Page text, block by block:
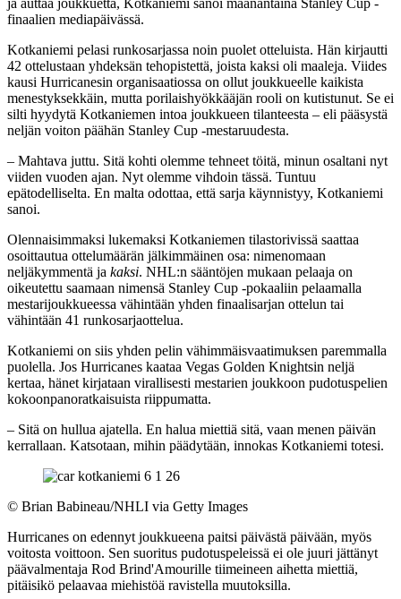
finaalien mediapäivässä.
Kotkaniemi pelasi runkosarjassa noin puolet otteluista. Hän kirjautti
42 ottelustaan yhdeksän tehopistettä, joista kaksi oli maaleja. Viides
kausi Hurricanesin organisaatiossa on ollut joukkueelle kaikista
menestyksekkäin, mutta porilaishyökkääjän rooli on kutistunut. Se ei
silti hyydytä Kotkaniemen intoa joukkueen tilanteesta – eli pääsystä
neljän voiton päähän Stanley Cup -mestaruudesta.
– Mahtava juttu. Sitä kohti olemme tehneet töitä, minun osaltani nyt
viiden vuoden ajan. Nyt olemme vihdoin tässä. Tuntuu
epätodelliselta. En malta odottaa, että sarja käynnistyy, Kotkaniemi
sanoi.
Olennaisimmaksi lukemaksi Kotkaniemen tilastorivissä saattaa
osoittautua ottelumäärän jälkimmäinen osa: nimenomaan
neljäkymmentä ja kaksi. NHL:n sääntöjen mukaan pelaaja on
oikeutettu saamaan nimensä Stanley Cup -pokaaliin pelaamalla
mestarijoukkueessa vähintään yhden finaalisarjan ottelun tai
vähintään 41 runkosarjaottelua.
Kotkaniemi on siis yhden pelin vähimmäisvaatimuksen paremmalla
puolella. Jos Hurricanes kaataa Vegas Golden Knightsin neljä
kertaa, hänet kirjataan virallisesti mestarien joukkoon pudotuspelien
kokoonpanoratkaisuista riippumatta.
– Sitä on hullua ajatella. En halua miettiä sitä, vaan menen päivän
kerrallaan. Katsotaan, mihin päädytään, innokas Kotkaniemi totesi.
© Brian Babineau/NHLI via Getty Images
Hurricanes on edennyt joukkueena paitsi päivästä päivään, myös
voitosta voittoon. Sen suoritus pudotuspeleissä ei ole juuri jättänyt
päävalmentaja Rod Brind'Amourille tiimeineen aihetta miettiä,
pitäisikö pelaavaa miehistöä ravistella muutoksilla.